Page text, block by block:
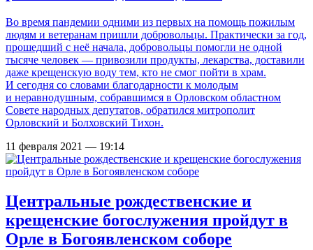
Во время пандемии одними из первых на помощь пожилым
людям и ветеранам пришли добровольцы. Практически за год,
прошедший с неё начала, добровольцы помогли не одной
тысяче человек — привозили продукты, лекарства, доставили
даже крещенскую воду тем, кто не смог пойти в храм.
И сегодня со словами благодарности к молодым
и неравнодушным, собравшимся в Орловском областном
Совете народных депутатов, обратился митрополит
Орловский и Болховский Тихон.
11 февраля 2021 — 19:14
Центральные рождественские и
крещенские богослужения пройдут в
Орле в Богоявленском соборе